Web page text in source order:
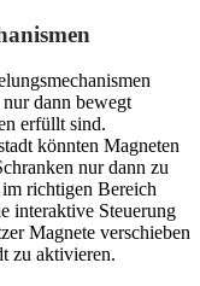
dann bewegt
erfüllt sind.
könnten Magneten
nur dann zu
richtigen Bereich
interaktive Steuerung
Magnete verschieben
zu aktivieren.